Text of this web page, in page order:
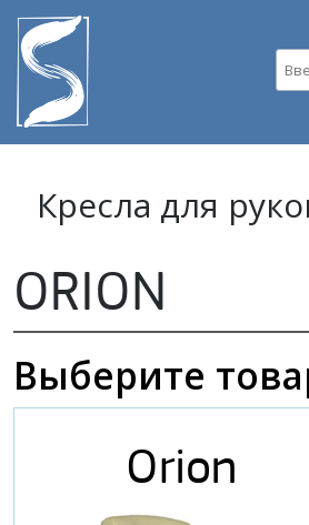
Кресла для
ORION
Выберите
Orion